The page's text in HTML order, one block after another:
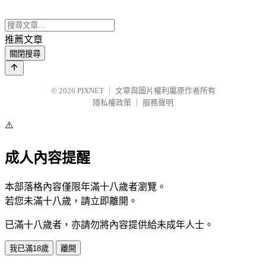
推薦文章
關閉搜尋
© 2026 PIXNET
文章與圖片權利屬原作者所有
隱私權政策
服務聲明
⚠️
成人內容提醒
本部落格內容僅限年滿十八歲者瀏覽。
若您未滿十八歲，請立即離開。
已滿十八歲者，亦請勿將內容提供給未成年人士。
我已滿18歲 離開